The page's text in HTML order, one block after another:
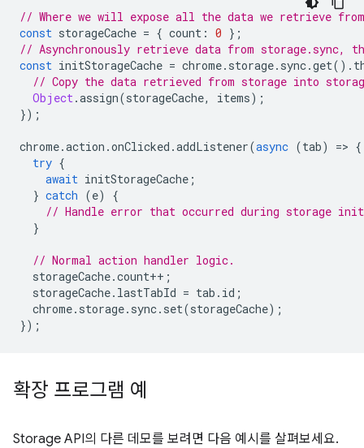
// Where we will expose all the data we retrieve
const storageCache = { count : 0 };
// Asynchronously retrieve data from storage.sync,
const initStorageCache = chrome. storage. sync.get().
// Copy the data retrieved from storage into
Object.assign(storageCache, items);
});
chrome.action .onClicked .addListener(async (tab) => {
try {
await initStorageCache ;
} catch (e)
{
// Handle error that occurred during storage
}
// Normal action handler logic.
storageCache.count++ ;
storageCache. lastTabId = tab . id ;
chrome. storage. sync. set(storageCache);
});
확장 프로그램 예
Storage API의 다른 데모를 보려면 다음 예시를 살펴보세요.